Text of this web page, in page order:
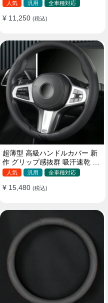
人気 汎用 全車種対応
¥ 11,250 (税込)
超薄型 高級ハンドルカバー 新
作 グリップ感抜群 吸汗速乾 ス
エード ナパレザー 通年使用
人気 汎用 全車種対応
¥ 15,480 (税込)